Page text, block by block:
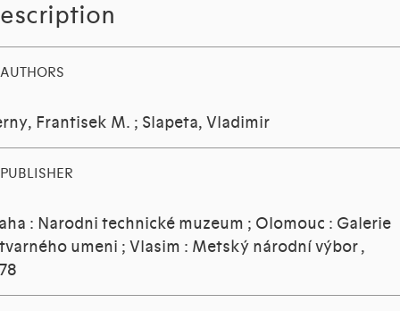
AUTHORS
Frantisek M. ; Slapeta, Vladimir
PUBLISHER
: Narodni technické muzeum ; Olomouc : Galerie
umeni ; Vlasim : Metský národní výbor ,